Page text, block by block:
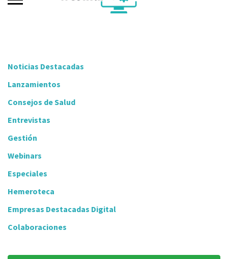
Noticias Destacadas
Lanzamientos
Consejos de Salud
Entrevistas
Gestión
Webinars
Especiales
Hemeroteca
Empresas Destacadas Digital
Colaboraciones